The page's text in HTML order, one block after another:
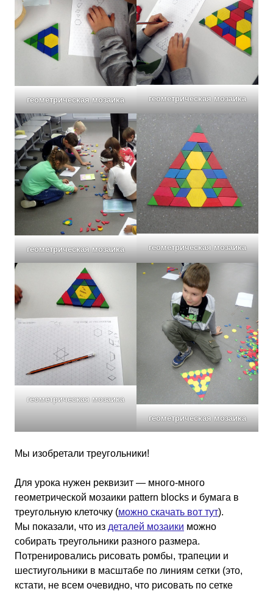
геометрическая мозаика геометрическая мозаика
геометрическая мозаика геометрическая мозаика
геометрическая мозаика
геометрическая мозаика
Мы изобретали треугольники!
Для урока нужен реквизит — много-много
геометрической мозаики pattern blocks и бумага в
треугольную клеточку (можно скачать вот тут).
Мы показали, что из деталей мозаики можно
собирать треугольники разного размера.
Потренировались рисовать ромбы, трапеции и
шестиугольники в масштабе по линиям сетки (это,
кстати, не всем очевидно, что рисовать по сетке